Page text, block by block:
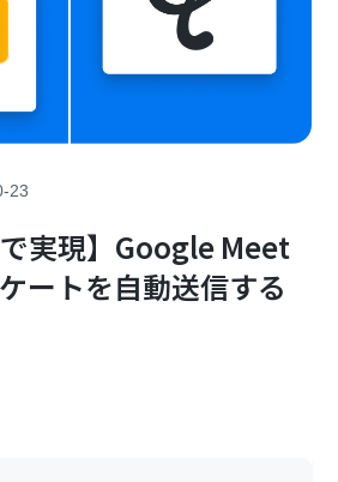
23
で実現】Google Meet
ートを自動送信する